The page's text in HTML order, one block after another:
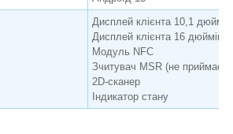
Дисплей клієнта 10,1
Дисплей клієнта 16 дюймів,
Модуль NFC
Зчитувач MSR (не приймає
2D-сканер
Індикатор стану